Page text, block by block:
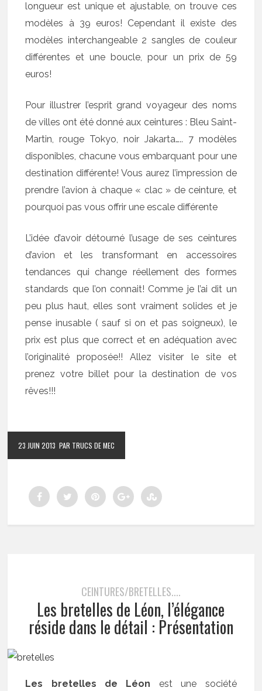
longueur est unique et ajustable, on trouve ces
modèles à 39 euros! Cependant il existe des
modèles interchangeable 2 sangles de couleur
différentes et une boucle, pour un prix de 59
euros!
Pour illustrer l’esprit grand voyageur des noms
de villes ont été donné aux ceintures : Bleu Saint-
Martin, rouge Tokyo, noir Jakarta….. 7 modèles
disponibles, chacune vous embarquant pour une
destination différente! Vous aurez l’impression de
prendre l’avion à chaque « clac » de ceinture, et
pourquoi pas vous offrir une escale différente
L’idée d’avoir détourné l’usage de ses ceintures
d’avion et les transformant en accessoires
tendances qui change réellement des formes
standards que l’on connait! Comme je l’ai dit un
peu plus haut, elles sont vraiment solides et je
pense inusable ( sauf si on et pas soigneux), le
prix est plus que correct et en adéquation avec
l’originalité proposée!! Allez visiter le site et
prenez votre billet pour la destination de vos
rêves!!!
23 JUIN 2013 PAR TRUCS DE MEC
CEINTURES/BRETELLES....
Les bretelles de Léon, l’élégance
réside dans le détail : Présentation
Les bretelles de Léon est une société